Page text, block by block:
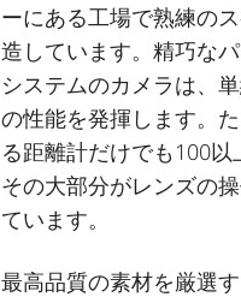
ーにある工場で熟練の
造しています。精巧な
システムのカメラは、
の性能を発揮します。
る距離計だけでも100以
その大部分がレンズの
ています。
最高品質の素材を厳選